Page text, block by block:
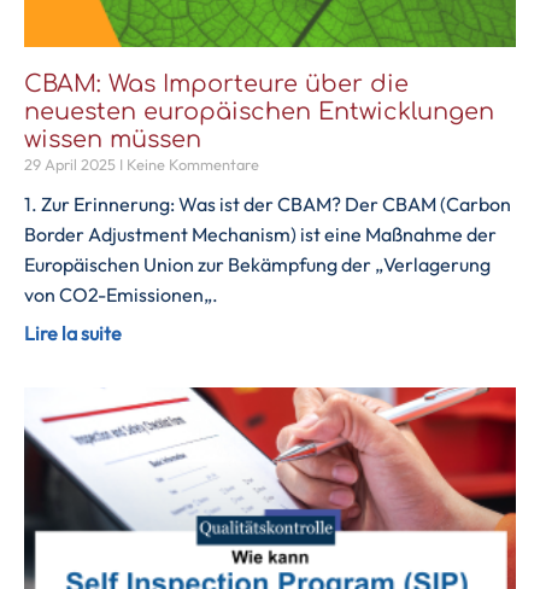
CBAM: Was Importeure über die
neuesten europäischen Entwicklungen
wissen müssen
29 April 2025 Keine Kommentare
1. Zur Erinnerung: Was ist der CBAM? Der CBAM (Carbon
Border Adjustment Mechanism) ist eine Maßnahme der
Europäischen Union zur Bekämpfung der „Verlagerung
von CO2-Emissionen„.
Lire la suite